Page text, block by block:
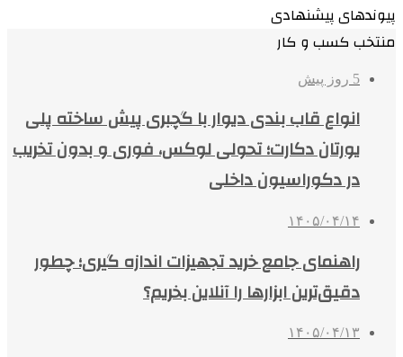
پیوندهای پیشنهادی
منتخب کسب و کار
5 روز پیش
انواع قاب بندی دیوار با گچبری پیش ساخته پلی
یورتان دکارت؛ تحولی لوکس، فوری و بدون تخریب
در دکوراسیون داخلی
۱۴۰۵/۰۴/۱۴
راهنمای جامع خرید تجهیزات اندازه گیری؛ چطور
دقیق‌ترین ابزارها را آنلاین بخریم؟
۱۴۰۵/۰۴/۱۳